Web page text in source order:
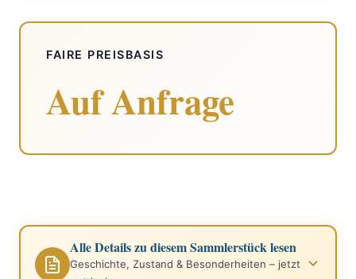
FAIRE PREISBASIS
Auf Anfrage
Alle Details zu diesem Sammlerstück lesen
Geschichte, Zustand & Besonderheiten – jetzt